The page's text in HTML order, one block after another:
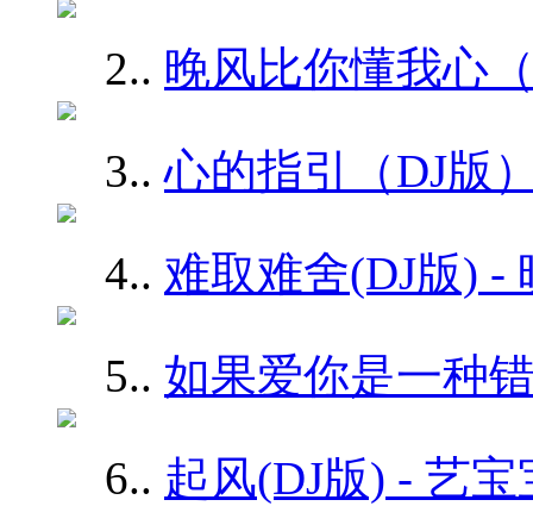
2.. 晚风比你懂我心
3..心的指引（DJ版
4.. 难取难舍(DJ版) -
5.. 如果爱你是一种
6.. 起风(DJ版) - 艺